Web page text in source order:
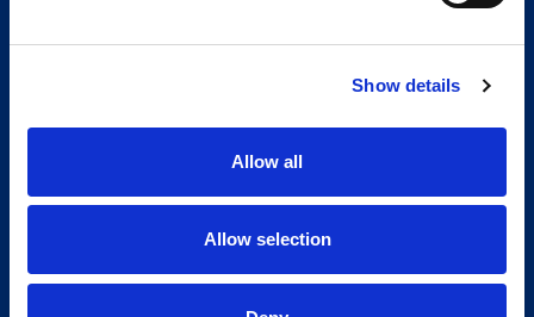
Show details
Allow all
Allow selection